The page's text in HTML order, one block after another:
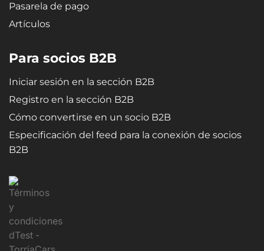
Pasarela de pago
Artículos
Para socios B2B
Iniciar sesión en la sección B2B
Registro en la sección B2B
Cómo convertirse en un socio B2B
Especificación del feed para la conexión de socios
B2B